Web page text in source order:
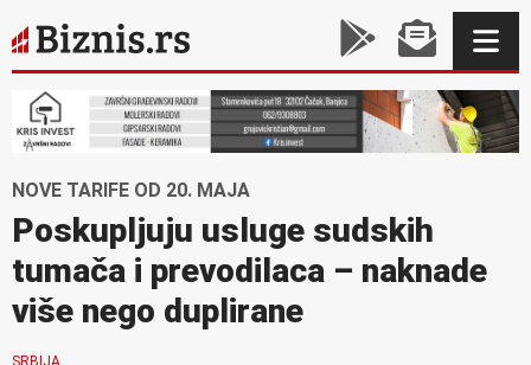
NOVE TARIFE OD 20. MAJA
Poskupljuju usluge sudskih
tumača i prevodilaca – naknade
više nego duplirane
SRBIJA